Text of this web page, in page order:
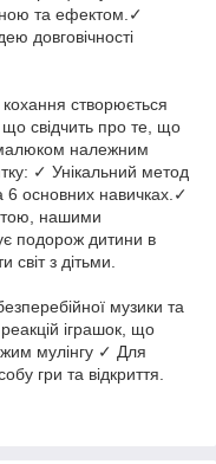
та ефектом.✓
довговічності
створюється
свідчить про те, що
належним
✓ Унікальний метод
6 основних навичках.✓
нашими
подорож дитини в
світ з дітьми.
музики та
іграшок, що
мулінгу ✓ Для
гри та відкриття.